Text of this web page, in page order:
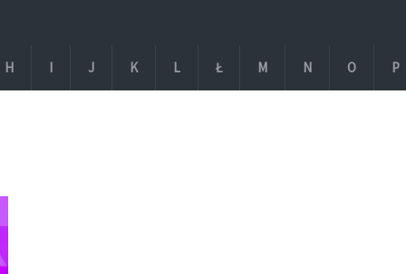
H I J K L Ł M N O P